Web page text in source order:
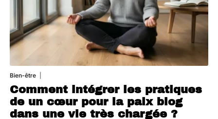
Bien-être
Comment intégrer les pratiques
de un cœur pour la paix blog
dans une vie très chargée ?